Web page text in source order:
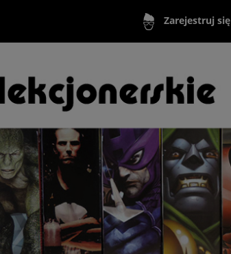
Zarejestruj się